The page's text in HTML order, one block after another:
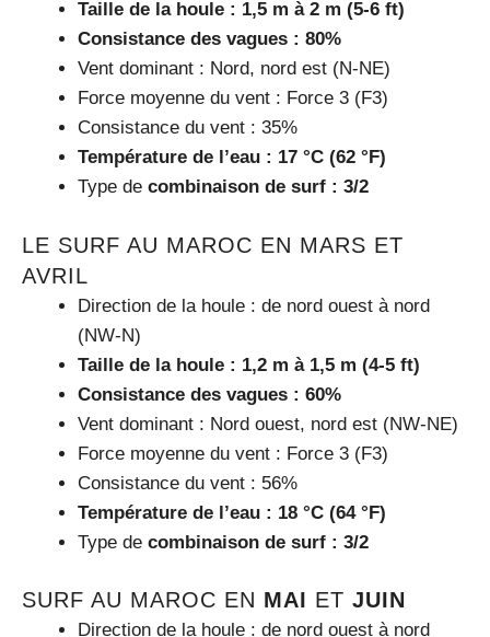
Taille de la houle : 1,5 m à 2 m (5-6 ft)
Consistance des vagues : 80%
Vent dominant : Nord, nord est (N-NE)
Force moyenne du vent : Force 3 (F3)
Consistance du vent : 35%
Température de l’eau : 17 °C (62 °F)
Type de combinaison de surf : 3/2
LE SURF AU MAROC EN MARS ET
AVRIL
Direction de la houle : de nord ouest à nord
(NW-N)
Taille de la houle : 1,2 m à 1,5 m (4-5 ft)
Consistance des vagues : 60%
Vent dominant : Nord ouest, nord est (NW-NE)
Force moyenne du vent : Force 3 (F3)
Consistance du vent : 56%
Température de l’eau : 18 °C (64 °F)
Type de combinaison de surf : 3/2
SURF AU MAROC EN MAI ET JUIN
Direction de la houle : de nord ouest à nord